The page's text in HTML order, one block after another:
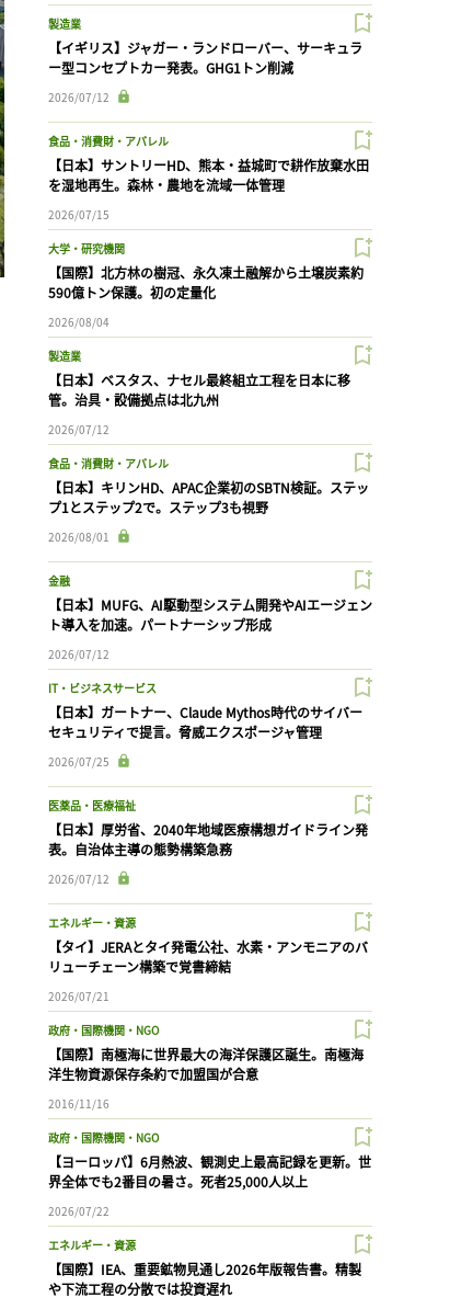
製造業
【イギリス】ジャガー・ランドローバー、サーキュラ
ー型コンセプトカー発表。GHG1トン削減
2026/07/12
食品・消費財・アパレル
【日本】サントリーHD、熊本・益城町で耕作放棄水田
を湿地再生。森林・農地を流域一体管理
2026/07/15
大学・研究機関
【国際】北方林の樹冠、永久凍土融解から土壌炭素約
590億トン保護。初の定量化
2026/08/04
製造業
【日本】ベスタス、ナセル最終組立工程を日本に移
管。治具・設備拠点は北九州
2026/07/12
食品・消費財・アパレル
【日本】キリンHD、APAC企業初のSBTN検証。ステッ
プ1とステップ2で。ステップ3も視野
2026/08/01
金融
【日本】MUFG、AI駆動型システム開発やAIエージェン
ト導入を加速。パートナーシップ形成
2026/07/12
IT・ビジネスサービス
【日本】ガートナー、Claude Mythos時代のサイバー
セキュリティで提言。脅威エクスポージャ管理
2026/07/25
医薬品・医療福祉
【日本】厚労省、2040年地域医療構想ガイドライン発
表。自治体主導の態勢構築急務
2026/07/12
エネルギー・資源
【タイ】JERAとタイ発電公社、水素・アンモニアのバ
リューチェーン構築で覚書締結
2026/07/21
政府・国際機関・NGO
【国際】南極海に世界最大の海洋保護区誕生。南極海
洋生物資源保存条約で加盟国が合意
2016/11/16
政府・国際機関・NGO
【ヨーロッパ】6月熱波、観測史上最高記録を更新。世
界全体でも2番目の暑さ。死者25,000人以上
2026/07/22
エネルギー・資源
【国際】IEA、重要鉱物見通し2026年版報告書。精製
や下流工程の分散では投資遅れ